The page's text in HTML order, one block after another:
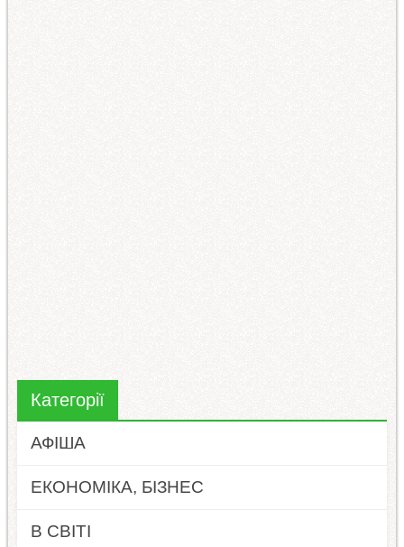
Категорії
АФІША
ЕКОНОМІКА, БІЗНЕС
В СВІТІ